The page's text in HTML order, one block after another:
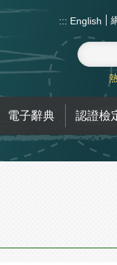
::: English
電子辭典 認證檢